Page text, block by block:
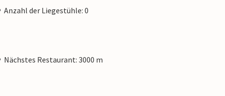
Anzahl der Liegestühle: 0
Nächstes Restaurant: 3000 m